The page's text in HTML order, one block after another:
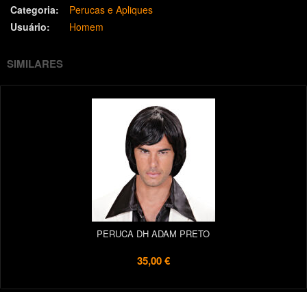
Categoria:
Perucas e Apliques
Usuário:
Homem
SIMILARES
PERUCA DH ADAM PRETO
35,00 €